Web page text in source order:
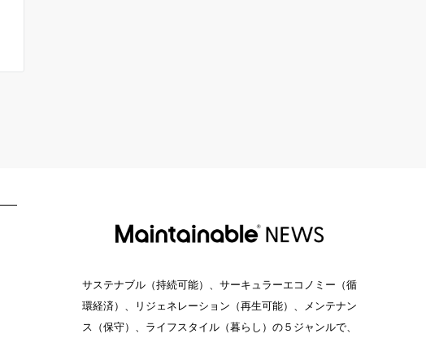
サステナブル（持続可能）、サーキュラーエコノミー（循
環経済）、リジェネレーション（再生可能）、メンテナン
ス（保守）、ライフスタイル（暮らし）の５ジャンルで、